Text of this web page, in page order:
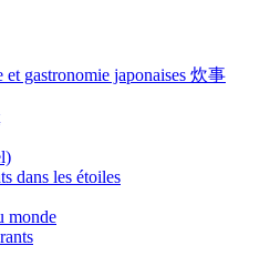
et gastronomie japonaises 炊事
dans les étoiles
monde